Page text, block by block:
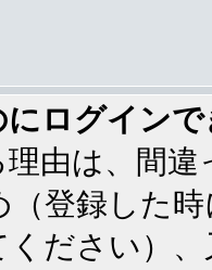
ログイン
由は、間
（登録した
ださい）